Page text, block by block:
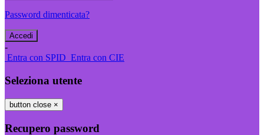
Password dimenticata?
-
Entra con SPID Entra con CIE
Seleziona utente
button close ×
Recupero password